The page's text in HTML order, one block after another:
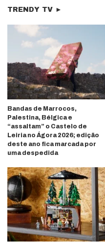
TRENDY TV ►
Bandas de Marrocos,
Palestina, Bélgica e
“assaltam” o Castelo de
Leiria no Ágora 2026; edição
deste ano fica marcada por
uma despedida